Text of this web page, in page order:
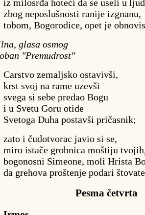
iz milosrđa hoteći da se useli u
zbog neposlušnosti ranije izgnanu,
tobom, Bogorodice, opet je
glasa osmog
"Premudrost"
Carstvo zemaljsko ostavivši,
krst svoj na rame uzevši
svega si sebe predao Bogu
i u Svetu Goru otide
Svetoga Duha postavši pričasnik;
zato i čudotvorac javio si se,
miro istače grobnica moštiju
bogonosni Simeone, moli Hrista
da grehova proštenje podari
Pesma četvrta